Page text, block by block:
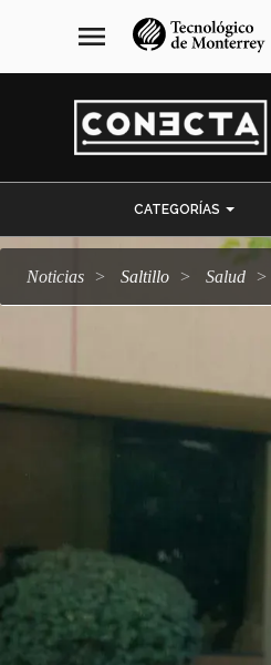
navegación
principal
menu
CATEGORÍAS
Noticias Saltillo salud